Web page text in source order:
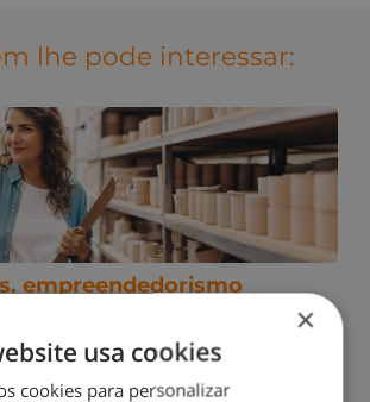
lhe pode interessar:
empreendedorismo
é a opção mais adequada
em conta o seu perfil?
×
usa cookies
cookies para personalizar